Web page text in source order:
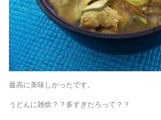
最高に美味しかったです。
うどんに雑炊？？多すぎだろって？？